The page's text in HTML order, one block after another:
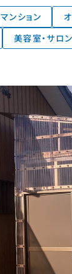
マンション
美容室・サロン